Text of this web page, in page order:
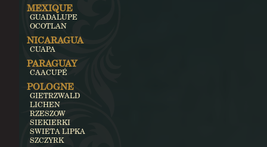
MEXIQUE
GUADALUPE
OCOTLAN
NICARAGUA
CUAPA
PARAGUAY
CAACUPÉ
POLOGNE
GIETRZWALD
LICHEN
RZESZOW
SIEKIERKI
SWIETA LIPKA
SZCZYRK